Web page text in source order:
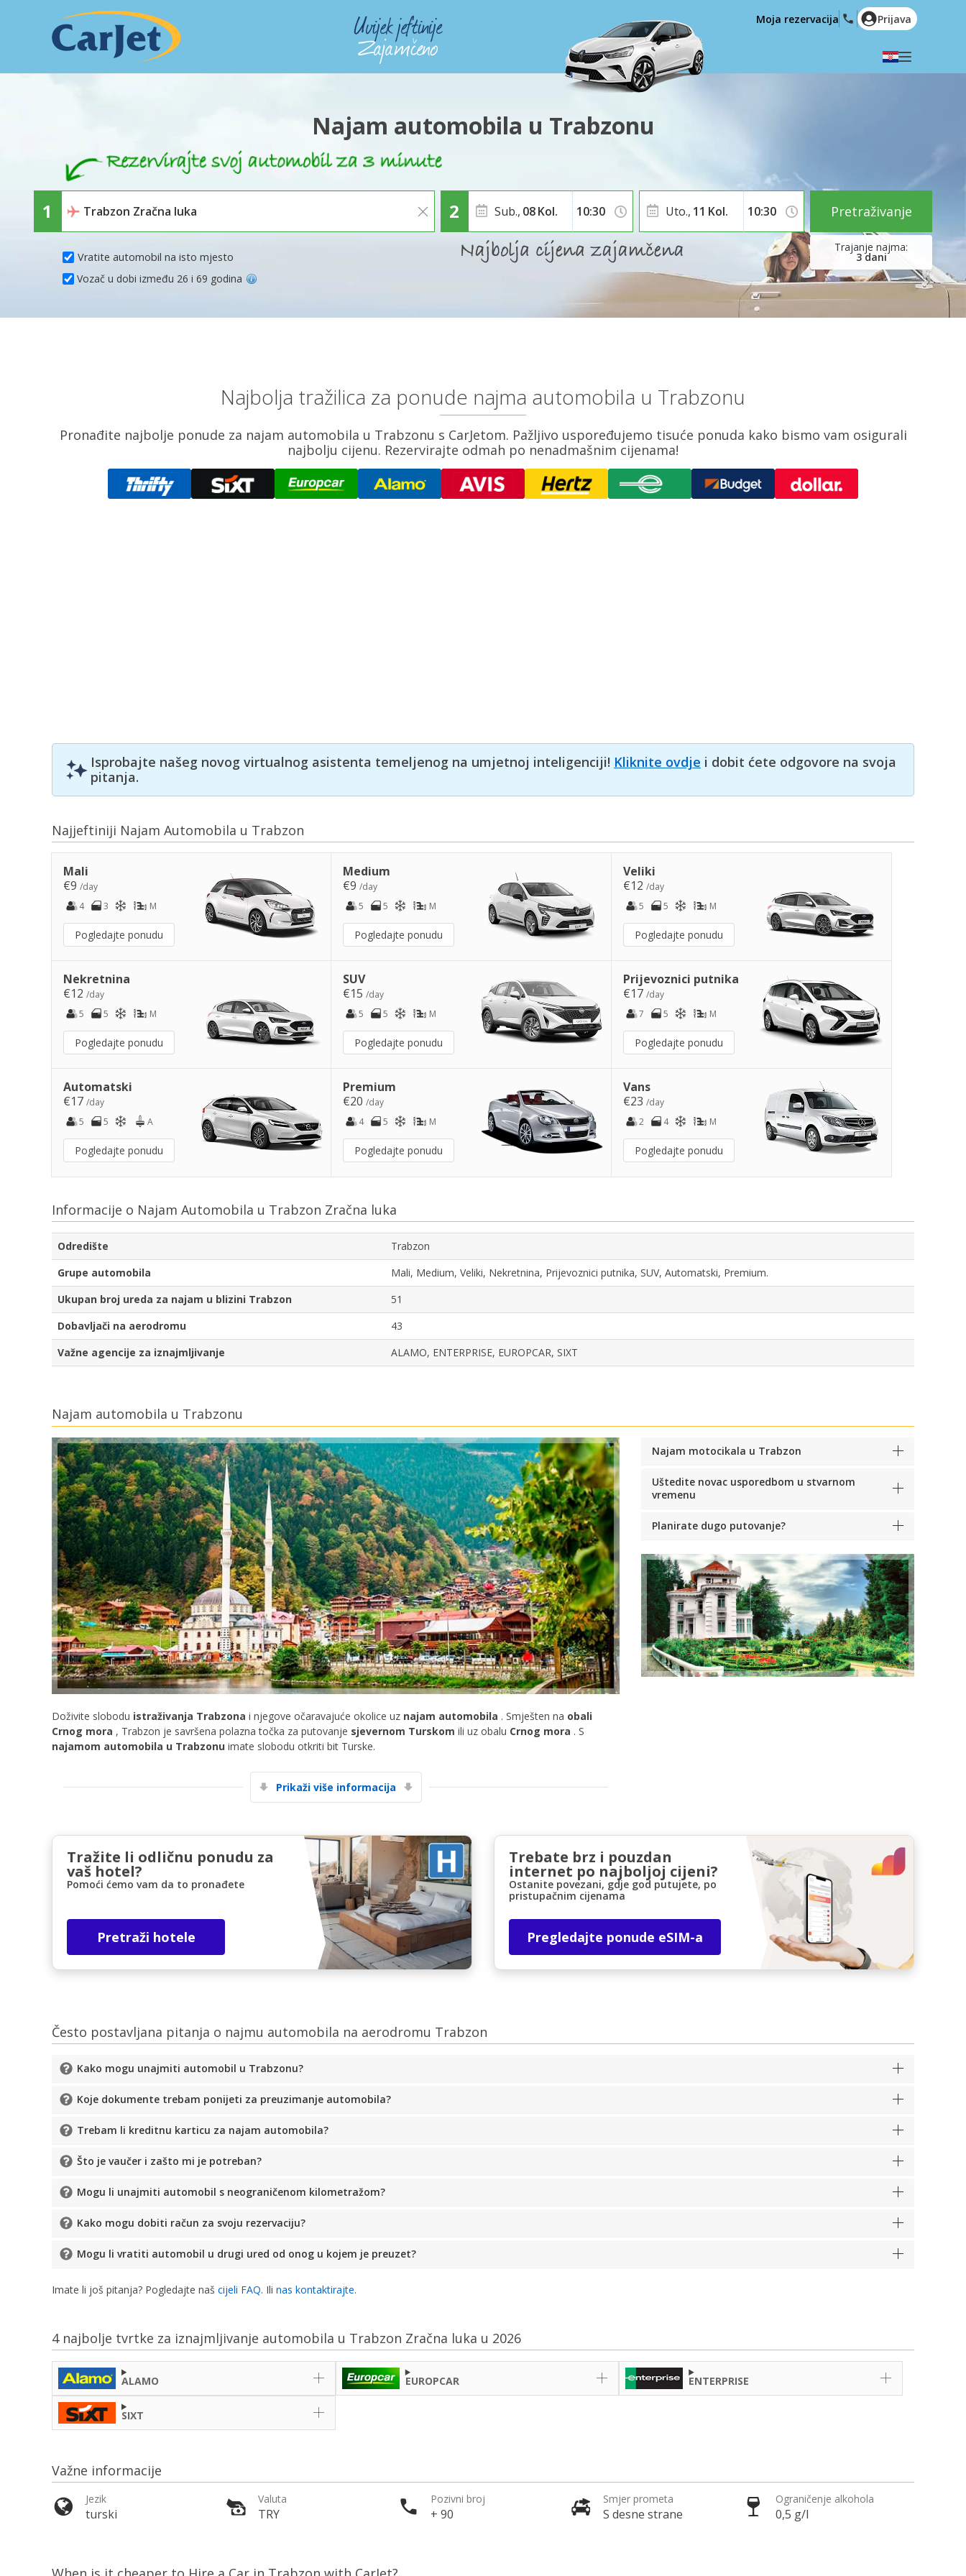
Posebni popusti
Pristupite ekskluzivnim ponudama naših
dobavljača
Prijava putem eLinka
English (US)
Polski
Türkçe
Română
Ελληνικά
Hrvatski
العربية
Moja rezervacija Prijava
Najam automobila u Trabzonu
Vratite automobil na isto mjesto
Sub., 08Kol.
3 dani
Uto., 11 Kol.
Vozač u dobi između 26 i 69 godina
Pretraživanje
Najbolja tražilica za ponude najma automobila u Trabzonu
Pronađite najbolje ponude za najam automobila u Trabzonu s CarJetom. Pažljivo uspoređujemo tisuće ponuda kako bismo vam osigurali
najbolju cijenu. Rezervirajte odmah po nenadmašnim cijenama!
Isprobajte našeg novog virtualnog asistenta temeljenog na umjetnoj inteligenciji! Kliknite ovdje i dobit ćete odgovore na svoja
pitanja.
Najjeftiniji Najam Automobila u Trabzon
Mali
€9 /day
4
3 M
Pogledajte ponudu
Medium
€9/day
5
5 M
Pogledajte ponudu
Veliki
€12 /day
5
5 M
Pogledajte ponudu
Nekretnina
€12 /day
5
5 M
Pogledajte ponudu
SUV
€15/day
5
5 M
Pogledajte ponudu
Prijevoznici putnika
€17 /day
7
5 M
Pogledajte ponudu
Automatski
€17 /day
5
5 A
Pogledajte ponudu
Premium
€20/day
4
5 M
Pogledajte ponudu
Vans
€23 /day
2
4 M
Pogledajte ponudu
Informacije o Najam Automobila u Trabzon Zračna luka
Odredište
Trabzon
Grupe automobila
Mali, Medium, Veliki, Nekretnina, Prijevoznici putnika, SUV, Automatski, Premium.
Ukupan broj ureda za najam u blizini Trabzon
51
Dobavljači na aerodromu
43
Važne agencije za iznajmljivanje
ALAMO, ENTERPRISE, EUROPCAR, SIXT
Najam automobila u Trabzonu
Doživite slobodu istraživanja Trabzona i njegove očaravajuće okolice uz najam automobila . Smješten na obali
Crnog mora , Trabzon je savršena polazna točka za putovanje sjevernom Turskom ili uz obalu Crnog mora . S
najamom automobila u Trabzonu imate slobodu otkriti bit Turske.
Prikaži više informacija
Najam motocikala u Trabzon
Uštedite novac usporedbom u stvarnom
vremenu
Planirate dugo putovanje?
Tražite li odličnu ponudu za
vaš hotel?
Pomoći ćemo vam da to pronađete
Pretraži hotele
Trebate brz i pouzdan
internet po najboljoj cijeni?
Ostanite povezani, gdje god putujete, po
pristupačnim cijenama
Pregledajte ponude eSIM-a
Često postavljana pitanja o najmu automobila na aerodromu Trabzon
Kako mogu unajmiti automobil u Trabzonu?
Koje dokumente trebam ponijeti za preuzimanje automobila?
Trebam li kreditnu karticu za najam automobila?
Što je vaučer i zašto mi je potreban?
Mogu li unajmiti automobil s neograničenom kilometražom?
Kako mogu dobiti račun za svoju rezervaciju?
Mogu li vratiti automobil u drugi ured od onog u kojem je preuzet?
Imate li još pitanja? Pogledajte naš cijeli FAQ. Ili nas kontaktirajte.
4 najbolje tvrtke za iznajmljivanje automobila u Trabzon Zračna luka u 2026
ALAMO EUROPCAR ENTERPRISE
SIXT
Važne informacije
Jezik
turski
Valuta
TRY
Pozivni broj
+ 90
Smjer prometa
S desne strane
Ograničenje alkohola
0,5 g/l